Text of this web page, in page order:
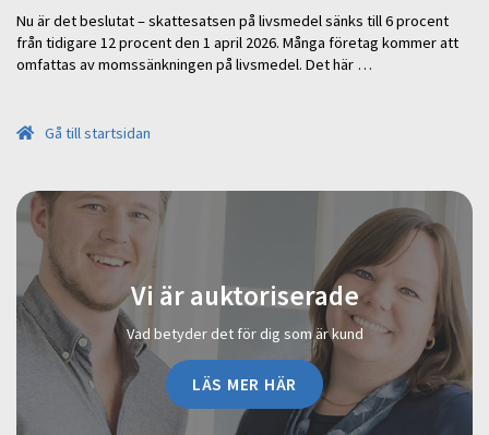
Nu är det beslutat – skattesatsen på livsmedel sänks till 6 procent
från tidigare 12 procent den 1 april 2026. Många företag kommer att
omfattas av momssänkningen på livsmedel. Det här …
Gå till startsidan
Vi är auktoriserade
Vad betyder det för dig som är kund
LÄS MER HÄR